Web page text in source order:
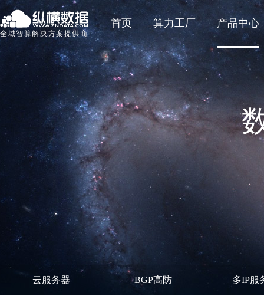
全域智算解决方案提供商
首页 算力工厂 产品中心
云服务器 BGP高防 多IP服